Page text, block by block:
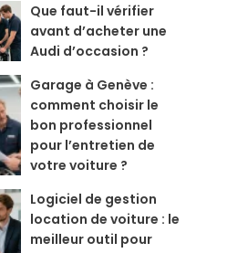
Que faut-il vérifier
avant d’acheter une
Audi d’occasion ?
Garage à Genève :
comment choisir le
bon professionnel
pour l’entretien de
votre voiture ?
Logiciel de gestion
location de voiture : le
meilleur outil pour